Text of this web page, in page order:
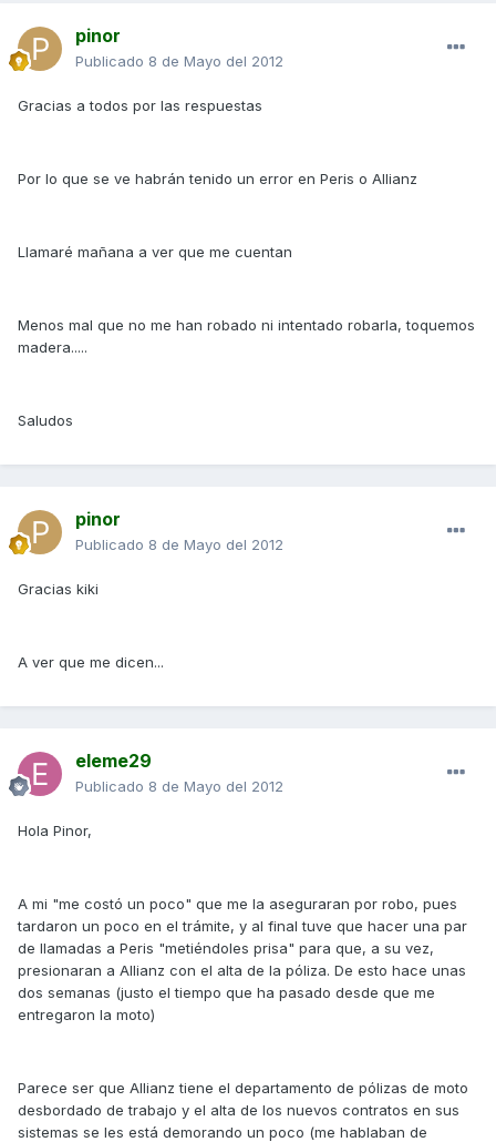
pinor
Publicado 8 de Mayo del 2012
Gracias a todos por las respuestas
Por lo que se ve habrán tenido un error en Peris o Allianz
Llamaré mañana a ver que me cuentan
Menos mal que no me han robado ni intentado robarla, toquemos
madera.....
Saludos
pinor
Publicado 8 de Mayo del 2012
Gracias kiki
A ver que me dicen...
eleme29
Publicado 8 de Mayo del 2012
Hola Pinor,
A mi "me costó un poco" que me la aseguraran por robo, pues
tardaron un poco en el trámite, y al final tuve que hacer una par
de llamadas a Peris "metiéndoles prisa" para que, a su vez,
presionaran a Allianz con el alta de la póliza. De esto hace unas
dos semanas (justo el tiempo que ha pasado desde que me
entregaron la moto)
Parece ser que Allianz tiene el departamento de pólizas de moto
desbordado de trabajo y el alta de los nuevos contratos en sus
sistemas se les está demorando un poco (me hablaban de